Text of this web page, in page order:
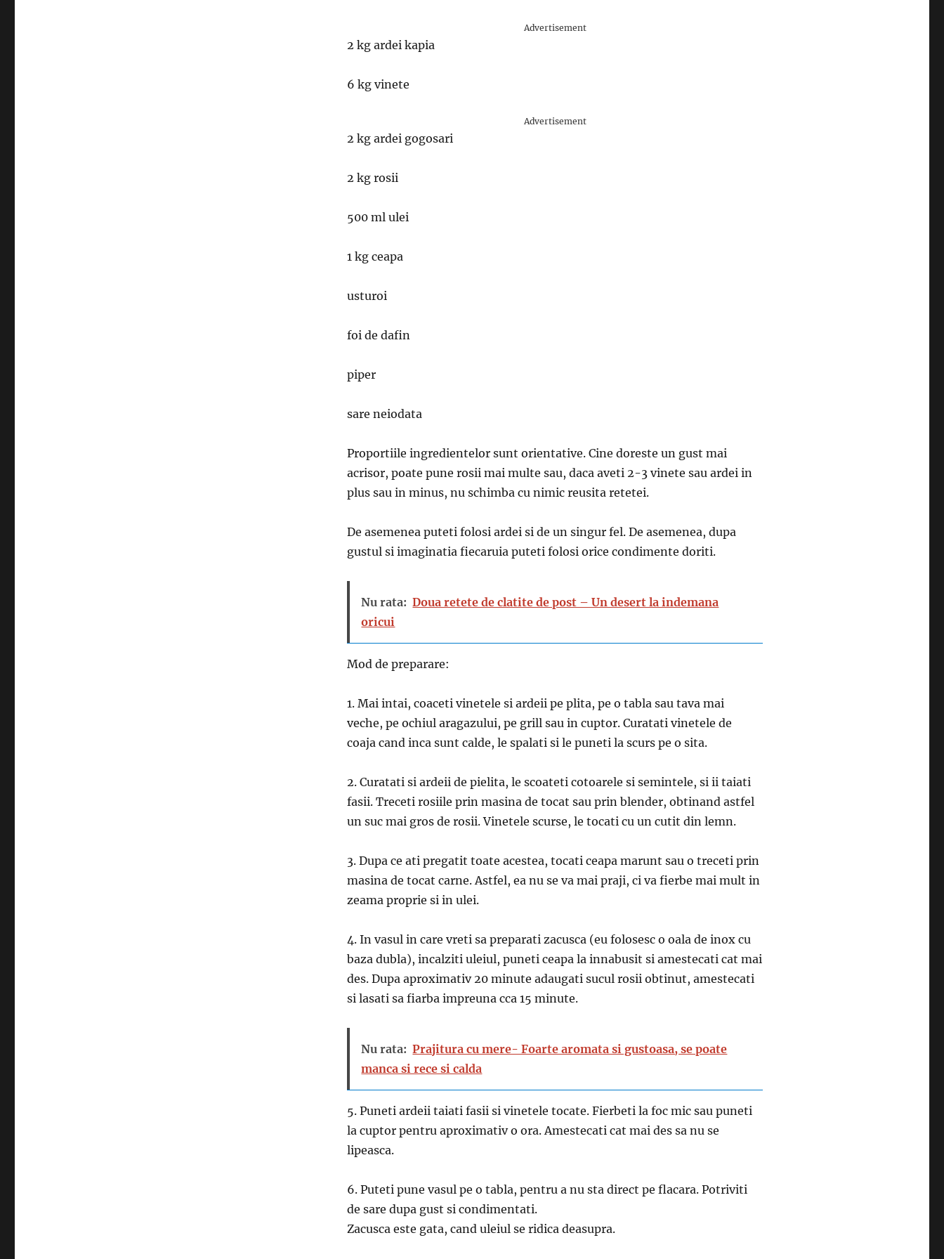
Advertisement
2 kg ardei kapia
6 kg vinete
Advertisement
2 kg ardei gogosari
2 kg rosii
500 ml ulei
1 kg ceapa
usturoi
foi de dafin
piper
sare neiodata
Proportiile ingredientelor sunt orientative. Cine doreste un gust mai
acrisor, poate pune rosii mai multe sau, daca aveti 2-3 vinete sau ardei in
plus sau in minus, nu schimba cu nimic reusita retetei.
De asemenea puteti folosi ardei si de un singur fel. De asemenea, dupa
gustul si imaginatia fiecaruia puteti folosi orice condimente doriti.
Nu rata: Doua retete de clatite de post – Un desert la indemana
oricui
Mod de preparare:
1. Mai intai, coaceti vinetele si ardeii pe plita, pe o tabla sau tava mai
veche, pe ochiul aragazului, pe grill sau in cuptor. Curatati vinetele de
coaja cand inca sunt calde, le spalati si le puneti la scurs pe o sita.
2. Curatati si ardeii de pielita, le scoateti cotoarele si semintele, si ii taiati
fasii. Treceti rosiile prin masina de tocat sau prin blender, obtinand astfel
un suc mai gros de rosii. Vinetele scurse, le tocati cu un cutit din lemn.
3. Dupa ce ati pregatit toate acestea, tocati ceapa marunt sau o treceti prin
masina de tocat carne. Astfel, ea nu se va mai praji, ci va fierbe mai mult in
zeama proprie si in ulei.
4. In vasul in care vreti sa preparati zacusca (eu folosesc o oala de inox cu
baza dubla), incalziti uleiul, puneti ceapa la innabusit si amestecati cat mai
des. Dupa aproximativ 20 minute adaugati sucul rosii obtinut, amestecati
si lasati sa fiarba impreuna cca 15 minute.
Nu rata: Prajitura cu mere- Foarte aromata si gustoasa, se poate
manca si rece si calda
5. Puneti ardeii taiati fasii si vinetele tocate. Fierbeti la foc mic sau puneti
la cuptor pentru aproximativ o ora. Amestecati cat mai des sa nu se
lipeasca.
6. Puteti pune vasul pe o tabla, pentru a nu sta direct pe flacara. Potriviti
de sare dupa gust si condimentati.
Zacusca este gata, cand uleiul se ridica deasupra.